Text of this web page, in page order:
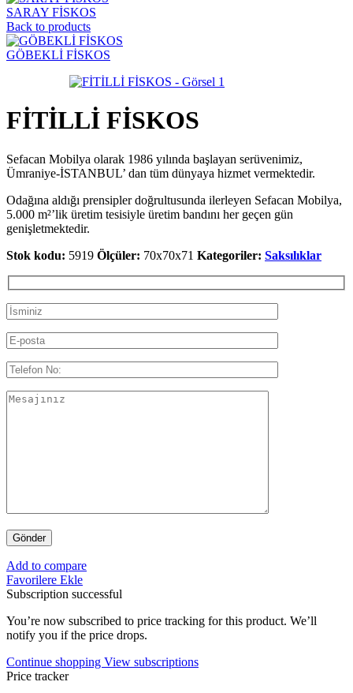
SARAY FİSKOS
Back to products
GÖBEKLİ FİSKOS
FİTİLLİ FİSKOS
Sefacan Mobilya olarak 1986 yılında başlayan serüvenimiz,
Ümraniye-İSTANBUL’ dan tüm dünyaya hizmet vermektedir.
Odağına aldığı prensipler doğrultusunda ilerleyen Sefacan Mobilya,
5.000 m²’lik üretim tesisiyle üretim bandını her geçen gün
genişletmektedir.
Stok kodu: 5919 Ölçüler: 70x70x71 Kategoriler: Saksılıklar
Add to compare
Favorilere Ekle
Subscription successful
You’re now subscribed to price tracking for this product. We’ll
notify you if the price drops.
Continue shopping View subscriptions
Price tracker